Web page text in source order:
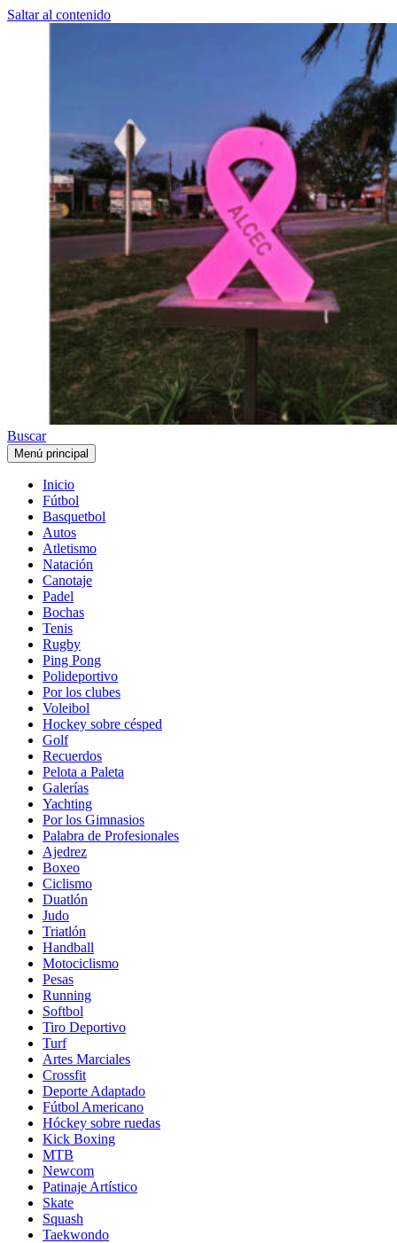
Saltar al contenido
Buscar
Menú principal
Inicio
Fútbol
Basquetbol
Autos
Atletismo
Natación
Canotaje
Padel
Bochas
Tenis
Rugby
Ping Pong
Polideportivo
Por los clubes
Voleibol
Hockey sobre césped
Golf
Recuerdos
Pelota a Paleta
Galerías
Yachting
Por los Gimnasios
Palabra de Profesionales
Ajedrez
Boxeo
Ciclismo
Duatlón
Judo
Triatlón
Handball
Motociclismo
Pesas
Running
Softbol
Tiro Deportivo
Turf
Artes Marciales
Crossfit
Deporte Adaptado
Fútbol Americano
Hóckey sobre ruedas
Kick Boxing
MTB
Newcom
Patinaje Artístico
Skate
Squash
Taekwondo